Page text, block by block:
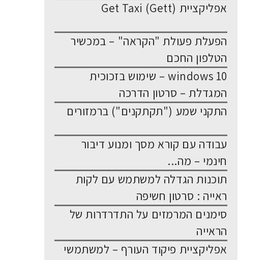
אפליקציית Get Taxi (Gett)
הפעלת פעולת "הקראה" – במכשיר
הטלפון החכם
windows 10 – שימוש בזכוכית
המגדלת – סרטון הדרכה
התקני שמע ("תקתקנים") ברמזורים
עבודה עם קורא מסך ומנוע דיבור
חינמי – מה...
תוכנות הגדלה למשתמש עם לקות
ראייה : סרטון חשיפה
סימנים המרמזים על התדרדרות של
הראייה
אפליקציית פיקוד העורף – למשתמשי